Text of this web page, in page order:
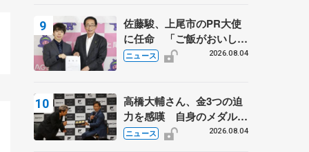
佐藤駿、上尾市のPR大使
に任命 「ご飯がおいし
く、住みやすいのが魅力」
ニュース 2026.08.04
高橋大輔さん、金3つの迫
力を感嘆 自身のメダルは
「どちらに？」 〝リス兄
ニュース 2026.08.04